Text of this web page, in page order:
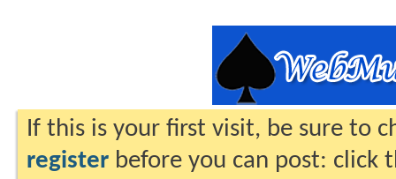
If this is your first visit, be sure to
register before you can post: click